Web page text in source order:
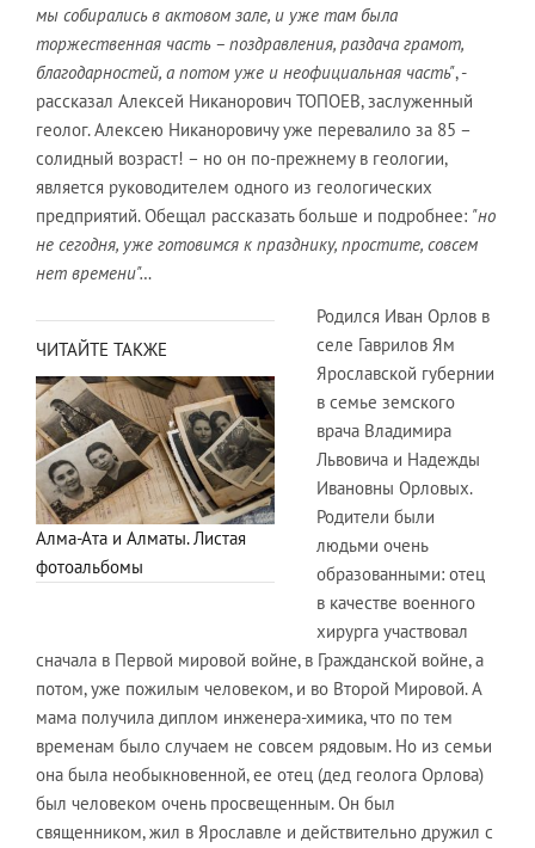
мы собирались в актовом зале, и уже там была
торжественная часть – поздравления, раздача грамот,
благодарностей, а потом уже и неофициальная часть", -
рассказал Алексей Никанорович ТОПОЕВ, заслуженный
геолог. Алексею Никаноровичу уже перевалило за 85 –
солидный возраст! – но он по-прежнему в геологии,
является руководителем одного из геологических
предприятий. Обещал рассказать больше и подробнее: "но
не сегодня, уже готовимся к празднику, простите, совсем
нет времени"…
ЧИТАЙТЕ ТАКЖЕ
Алма-Ата и Алматы. Листая
фотоальбомы
Родился Иван Орлов в
селе Гаврилов Ям
Ярославской губернии
в семье земского
врача Владимира
Львовича и Надежды
Ивановны Орловых.
Родители были
людьми очень
образованными: отец
в качестве военного
хирурга участвовал
сначала в Первой мировой войне, в Гражданской войне, а
потом, уже пожилым человеком, и во Второй Мировой. А
мама получила диплом инженера-химика, что по тем
временам было случаем не совсем рядовым. Но из семьи
она была необыкновенной, ее отец (дед геолога Орлова)
был человеком очень просвещенным. Он был
священником, жил в Ярославле и действительно дружил с